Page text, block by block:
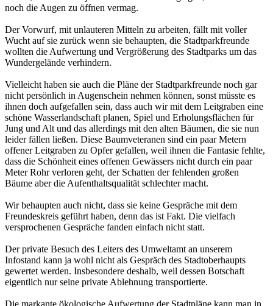
noch die Augen zu öffnen vermag.
Der Vorwurf, mit unlauteren Mitteln zu arbeiten, fällt mit voller
Wucht auf sie zurück wenn sie behaupten, die Stadtparkfreunde
wollten die Aufwertung und Vergrößerung des Stadtparks um das
Wundergelände verhindern.
Vielleicht haben sie auch die Pläne der Stadtparkfreunde noch gar
nicht persönlich in Augenschein nehmen können, sonst müsste es
ihnen doch aufgefallen sein, dass auch wir mit dem Leitgraben eine
schöne Wasserlandschaft planen, Spiel und Erholungsflächen für
Jung und Alt und das allerdings mit den alten Bäumen, die sie nun
leider fällen ließen. Diese Baumveteranen sind ein paar Metern
offener Leitgraben zu Opfer gefallen, weil ihnen die Fantasie fehlte,
dass die Schönheit eines offenen Gewässers nicht durch ein paar
Meter Rohr verloren geht, der Schatten der fehlenden großen
Bäume aber die Aufenthaltsqualität schlechter macht.
Wir behaupten auch nicht, dass sie keine Gespräche mit dem
Freundeskreis geführt haben, denn das ist Fakt. Die vielfach
versprochenen Gespräche fanden einfach nicht statt.
Der private Besuch des Leiters des Umweltamt an unserem
Infostand kann ja wohl nicht als Gespräch des Stadtoberhaupts
gewertet werden. Insbesondere deshalb, weil dessen Botschaft
eigentlich nur seine private Ablehnung transportierte.